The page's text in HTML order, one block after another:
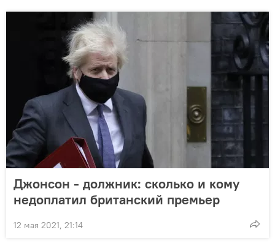
Джонсон - должник: сколько и кому
недоплатил британский премьер
12 мая 2021, 21:14